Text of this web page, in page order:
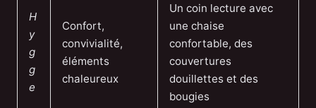
H
y
g
g
e
Confort,
convivialité,
éléments
chaleureux
Un coin lecture avec
une chaise
confortable, des
couvertures
douillettes et des
bougies